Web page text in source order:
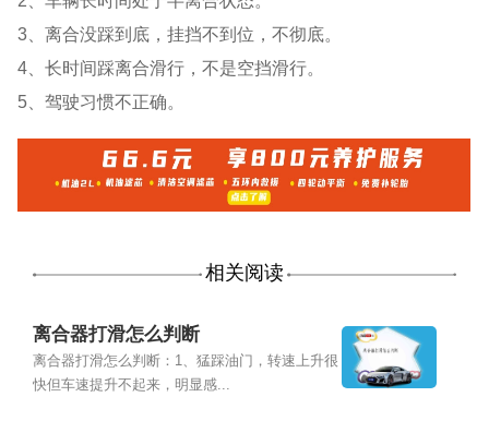
3、离合没踩到底，挂挡不到位，不彻底。
4、长时间踩离合滑行，不是空挡滑行。
5、驾驶习惯不正确。
相关阅读
离合器打滑怎么判断
离合器打滑怎么判断：1、猛踩油门，转速上升很
快但车速提升不起来，明显感...